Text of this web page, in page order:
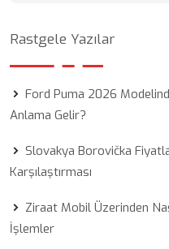
Rastgele Yazılar
Ford Puma 2026
Anlama Gelir?
Slovakya Borovička
Karşılaştırması
Ziraat Mobil Üzerinden
İşlemler